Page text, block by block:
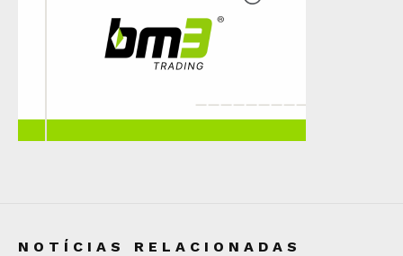
NOTÍCIAS RELACIONADAS